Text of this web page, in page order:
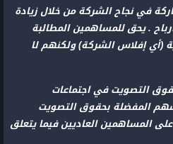
في نجاح الشركة من خلال زيادة
. يحق للمساهمين المطالبة
(أي إفلاس الشركة) ولكنهم لا
التصويت في اجتماعات
المفضلة بحقوق التصويت
المساهمين العاديين فيما يتعلق